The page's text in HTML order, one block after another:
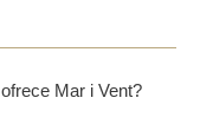
Mar i Vent?